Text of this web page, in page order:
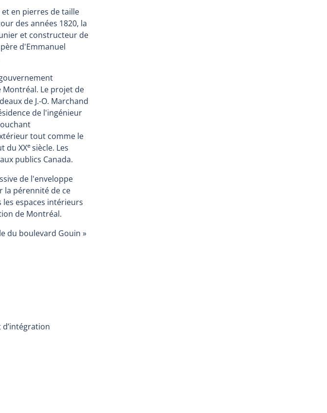
en pierres de taille
des années 1820, la
et constructeur de
d'Emmanuel
Le projet de
de J.-O. Marchand
de l'ingénieur
tout comme le
du XXe siècle. Les
publics Canada.
de l'enveloppe
la pérennité de ce
espaces intérieurs
de Montréal.
du boulevard Gouin »